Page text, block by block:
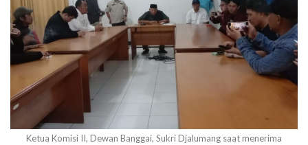
Ketua Komisi II, Dewan Banggai, Sukri Djalumang saat menerima